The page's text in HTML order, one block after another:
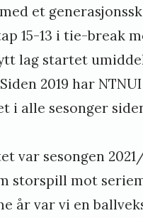
et
15-13 i tie-break
lag startet
2019 har
i alle sesonger
var sesongen
storspill mot
år var vi en